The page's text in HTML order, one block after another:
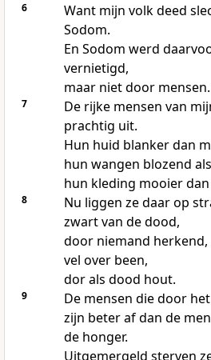
6
Want mijn volk deed
Sodom.
En Sodom werd
vernietigd,
maar niet door mensen.
7
De rijke mensen van
prachtig uit.
Hun huid blanker dan
hun wangen blozend
hun kleding mooier
8
Nu liggen ze daar op
zwart van de dood,
door niemand herkend,
vel over been,
dor als dood hout.
9
De mensen die door
zijn beter af dan de
de honger.
Uitgemergeld sterven